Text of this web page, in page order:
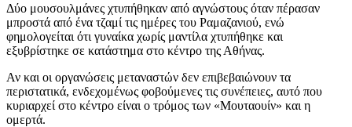
Δύο μουσουλμάνες χτυπήθηκαν από αγνώστους όταν πέρασαν
μπροστά από ένα τζαμί τις ημέρες του Ραμαζανιού, ενώ
φημολογείται ότι γυναίκα χωρίς μαντίλα χτυπήθηκε και
εξυβρίστηκε σε κατάστημα στο κέντρο της Αθήνας.
Αν και οι οργανώσεις μεταναστών δεν επιβεβαιώνουν τα
περιστατικά, ενδεχομένως φοβούμενες τις συνέπειες, αυτό που
κυριαρχεί στο κέντρο είναι ο τρόμος των «Μουταουίν» και η
ομερτά.